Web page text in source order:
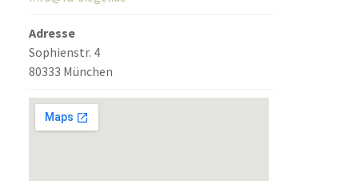
Adresse
Sophienstr. 4
80333 München